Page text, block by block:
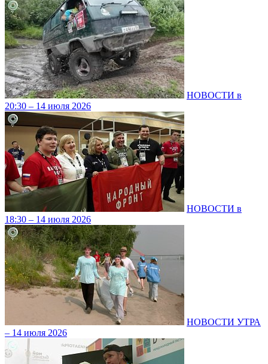
НОВОСТИ в
20:30 – 14 июля 2026
НОВОСТИ в
18:30 – 14 июля 2026
НОВОСТИ УТРА
– 14 июля 2026